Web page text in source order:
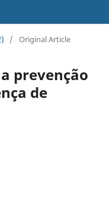
/ Original Article
prevenção
de